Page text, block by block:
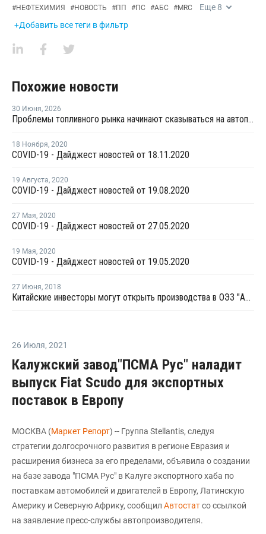
#НЕФТЕХИМИЯ #НОВОСТЬ #ПП #ПС #АБС #MRC Еще 8
+Добавить все теги в фильтр
Похожие новости
30 Июня, 2026
Проблемы топливного рынка начинают сказываться на автоперевозках
18 Ноября, 2020
COVID-19 - Дайджест новостей от 18.11.2020
19 Августа, 2020
COVID-19 - Дайджест новостей от 19.08.2020
27 Мая, 2020
COVID-19 - Дайджест новостей от 27.05.2020
19 Мая, 2020
COVID-19 - Дайджест новостей от 19.05.2020
27 Июня, 2018
Китайские инвесторы могут открыть производства в ОЭЗ "Алабуга" в 2021-2023 годах
26 Июля, 2021
Калужский завод"ПСМА Рус" наладит
выпуск Fiat Scudo для экспортных
поставок в Европу
МОСКВА (Маркет Репорт) -- Группа Stellantis, следуя
стратегии долгосрочного развития в регионе Евразия и
расширения бизнеса за его пределами, объявила о создании
на базе завода "ПСМА Рус" в Калуге экспортного хаба по
поставкам автомобилей и двигателей в Европу, Латинскую
Америку и Северную Африку, сообщил Автостатсо ссылкой
на заявление пресс-службы автопроизводителя.